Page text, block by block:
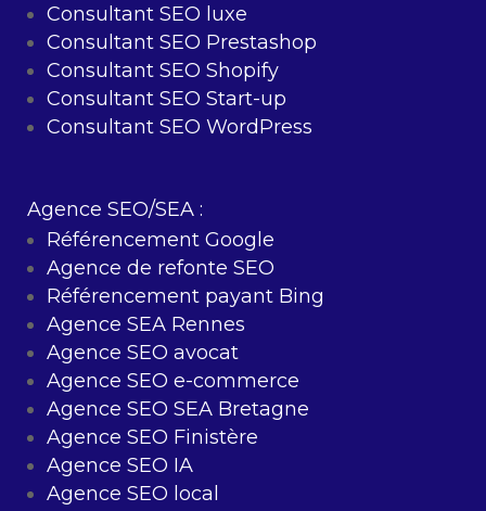
Agence SEO/SEA :
Référencement Google
Agence de refonte SEO
Référencement payant Bing
Agence SEA Rennes
Agence SEO avocat
Agence SEO e-commerce
Agence SEO SEA Bretagne
Agence SEO Finistère
Agence SEO IA
Agence SEO local
Consultant SEO luxe
Consultant SEO Prestashop
Consultant SEO Shopify
Consultant SEO Start-up
Consultant SEO WordPress